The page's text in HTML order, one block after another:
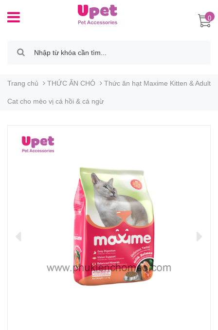
0
Trang chủ THỨC ĂN CHÓ Thức ăn hạt Maxime Kitten & Adult
Cat cho mèo vị cá hồi & cá ngừ